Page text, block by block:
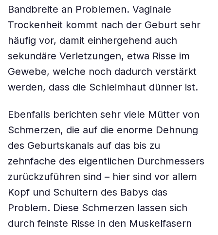
Bandbreite an Problemen. Vaginale
Trockenheit kommt nach der Geburt sehr
häufig vor, damit einhergehend auch
sekundäre Verletzungen, etwa Risse im
Gewebe, welche noch dadurch verstärkt
werden, dass die Schleimhaut dünner ist.
Ebenfalls berichten sehr viele Mütter von
Schmerzen, die auf die enorme Dehnung
des Geburtskanals auf das bis zu
zehnfache des eigentlichen Durchmessers
zurückzuführen sind – hier sind vor allem
Kopf und Schultern des Babys das
Problem. Diese Schmerzen lassen sich
durch feinste Risse in den Muskelfasern